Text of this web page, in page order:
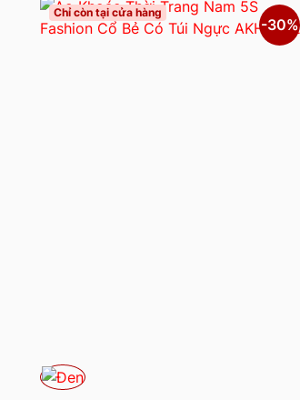
Chỉ còn tại cửa hàng
-30%